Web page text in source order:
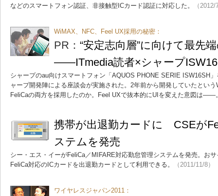
などのスマートフォン認証、非接触型ICカード認証に対応した。
（
WiMAX、NFC、Feel UX採用の秘密：
PR： “安定志向層”に向けて最先
――ITmedia読者×シャープ
シャープのau向けスマートフォン「AQUOS PHONE SERIE ISW16SH
ャープ開発陣による座談会が実施された。2年前から開発していたとい
FeliCaの両方を採用したのか。Feel UXで抜本的にUIを変えた意図は――
携帯が出退勤カードに CSEが
ステムを発売
シー・エス・イーがFeliCa／MIFARE対応勤怠管理システムを発売。お
FeliCa対応のICカードを出退勤カードとして利用できる。
（2011/11/8）
ワイヤレスジャパン2011：